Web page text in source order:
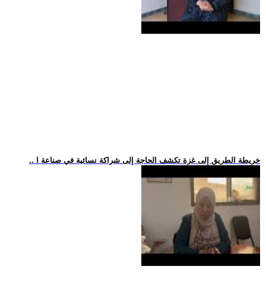
.. خريطة الطريق إلى غزة تكشف الحاجة إلى شراكة نسائية في صناعة ا